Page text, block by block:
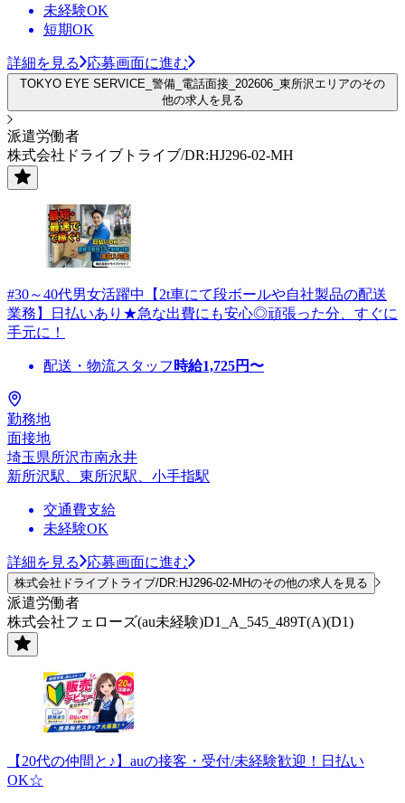
未経験OK
短期OK
詳細を見る 応募画面に進む
TOKYO EYE SERVICE_警備_電話面接_202606_東所沢エリアのその
他の求人を見る
派遣労働者
株式会社ドライブトライブ/DR:HJ296-02-MH
#30～40代男女活躍中【2t車にて段ボールや自社製品の配送
業務】日払いあり★急な出費にも安心◎頑張った分、すぐに
手元に！
配送・物流スタッフ 時給1,725円〜
勤務地
面接地
埼玉県所沢市南永井
新所沢駅、東所沢駅、小手指駅
交通費支給
未経験OK
詳細を見る 応募画面に進む
株式会社ドライブトライブ/DR:HJ296-02-MHのその他の求人を見る
派遣労働者
株式会社フェローズ(au未経験)D1_A_545_489T(A)(D1)
【20代の仲間と♪】auの接客・受付/未経験歓迎！日払い
OK☆